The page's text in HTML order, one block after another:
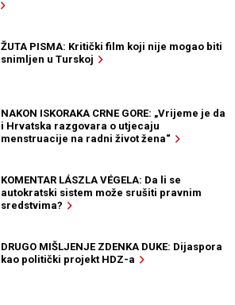
ŽUTA PISMA: Kritički film koji nije mogao biti
snimljen u Turskoj
NAKON ISKORAKA CRNE GORE: „Vrijeme je da
i Hrvatska razgovara o utjecaju
menstruacije na radni život žena“
KOMENTAR LÁSZLA VÉGELA: Da li se
autokratski sistem može srušiti pravnim
sredstvima?
DRUGO MIŠLJENJE ZDENKA DUKE: Dijaspora
kao politički projekt HDZ-a